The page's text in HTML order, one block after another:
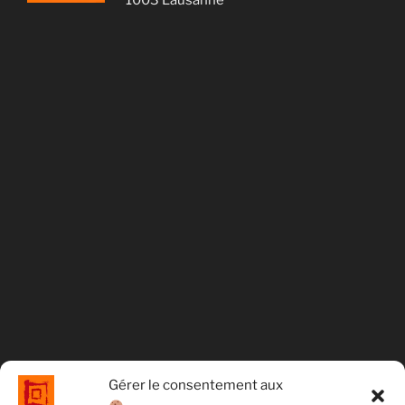
Gérer le consentement aux